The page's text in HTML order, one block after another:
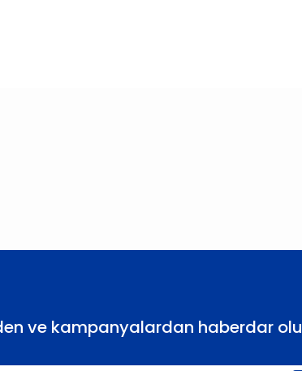
ve kampanyalardan haberdar